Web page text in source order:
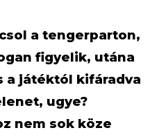
a tengerparton,
figyelik, utána
a játéktól kifáradva
ugye?
nem sok köze